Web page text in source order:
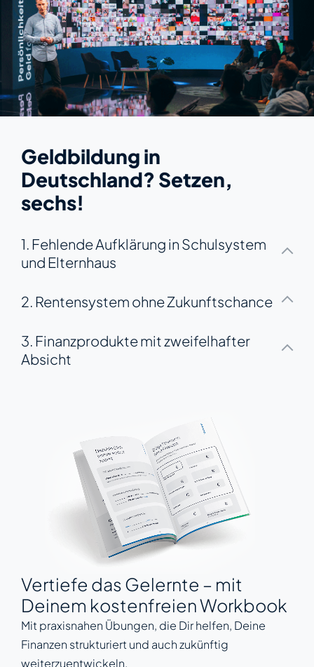
Geldbildung in
Deutschland? Setzen,
sechs!
1. Fehlende Aufklärung in Schulsystem
und Elternhaus
2. Rentensystem ohne Zukunftschance
3. Finanzprodukte mit zweifelhafter
Absicht
Vertiefe das Gelernte – mit
Deinem kostenfreien Workbook
Mit praxisnahen Übungen, die Dir helfen, Deine
Finanzen strukturiert und auch zukünftig
weiterzuentwickeln.